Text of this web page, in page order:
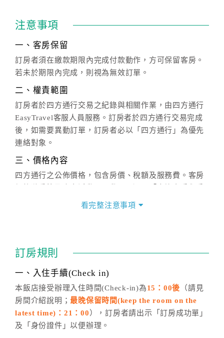
注意事項
一、客房保留
訂房者須在繳款期限內完成付款動作，方可保留客房。
若未於期限內完成，則視為無效訂單。
二、權責範圍
訂房者於四方通行交易之紀錄與相關作業，由四方通行
EasyTravel客服人員服務。訂房者於四方通行交易完成
後，如需要異動訂單，訂房者必以「四方通行」為優先
連絡對象。
三、價格內容
四方通行之公佈價格，包含房價、稅額及服務費。客房
價」之當日價格為標準。
話方式異動訂單。
※非客服時間之申辦異動，皆為次日計算及辦理。
五、客服時間
週一至週日，上午9:00～晚上6:00
六、聯絡方式
看完整注意事項
訂房規則
一、入住手續(Check in)
本飯店接受辦理入住時間(Check-in)為15：00後 （請見
房間介紹說明；最晚保留時間(keep the room on the
latest time)：21：00 ），訂房者請出示「訂房成功單」
及「身份證件」以便辦理。